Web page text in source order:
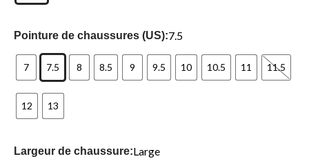
Pointure de chaussures (US):7.5
7 7.5 8 8.5 9 9.5 10 10.5 11 11.5
12 13
Largeur de chaussure:Large